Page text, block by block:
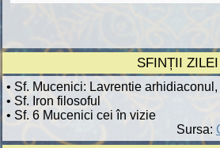
SFINȚII ZILEI
• Sf. Mucenici: Lavrentie
• Sf. Iron filosoful
• Sf. 6 Mucenici cei în vizie
Sursa: